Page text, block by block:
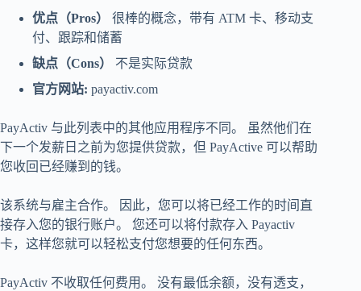
优点（Pros）
很棒的概念，带有 ATM 卡、移动支
付、跟踪和储蓄
缺点（Cons）
不是实际贷款
官方网站: payactiv.com
PayActiv 与此列表中的其他应用程序不同。 虽然他们在
下一个发薪日之前为您提供贷款，但 PayActive 可以帮助
您收回已经赚到的钱。
该系统与雇主合作。 因此，您可以将已经工作的时间直
接存入您的银行账户。 您还可以将付款存入 Payactiv
卡，这样您就可以轻松支付您想要的任何东西。
PayActiv 不收取任何费用。 没有最低余额，没有透支，